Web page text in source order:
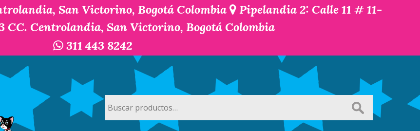
San Victorino, Bogotá Colombia
Pipelandia 2: Calle 11 # 11-
CC. Centrolandia, San Victorino, Bogotá Colombia
311 443 8242
por: